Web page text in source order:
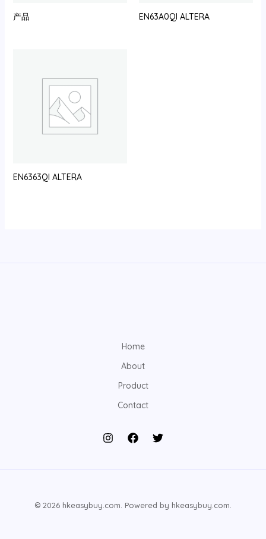
产品 EN63A0QI ALTERA
EN6363QI ALTERA
Home
About
Product
Contact
© 2026 hkeasybuy.com. Powered by hkeasybuy.com.